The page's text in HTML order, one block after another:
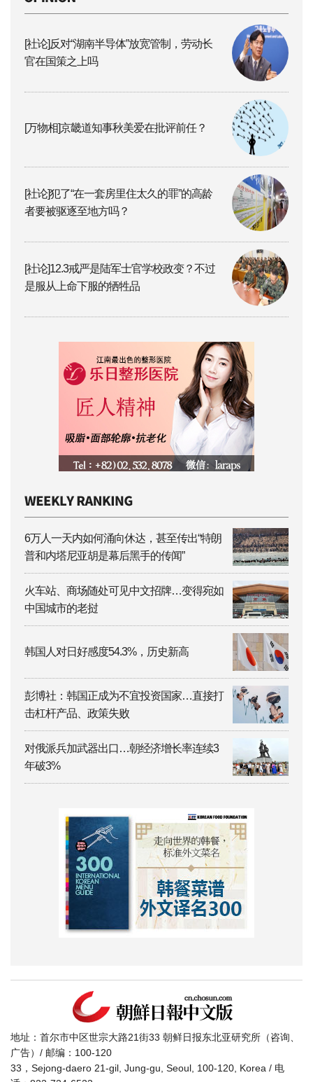
[社论]反对“湖南半导体”放宽管制，劳动长
官在国策之上吗
[万物相]京畿道知事秋美爱在批评前任？
[社论]犯了“在一套房里住太久的罪”的高龄
者要被驱逐至地方吗？
[社论]12.3戒严是陆军士官学校政变？不过
是服从上命下服的牺牲品
6万人一天内如何涌向休达，甚至传出“特朗
普和内塔尼亚胡是幕后黑手的传闻”
火车站、商场随处可见中文招牌…变得宛如
中国城市的老挝
韩国人对日好感度54.3%，历史新高
彭博社：韩国正成为不宜投资国家…直接打
击杠杆产品、政策失败
对俄派兵加武器出口…朝经济增长率连续3
年破3%
地址：首尔市中区世宗大路21街33 朝鲜日报东北亚研究所（咨询、
广告）/ 邮编：100-120
33，Sejong-daero 21-gil, Jung-gu, Seoul, 100-120, Korea / 电